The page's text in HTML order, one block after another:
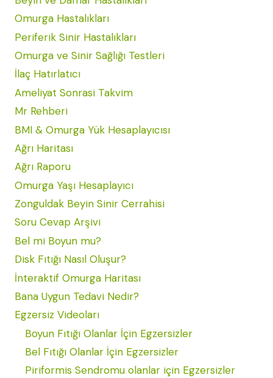
Omurga Hastalıkları
Periferik Sinir Hastalıkları
Omurga ve Sinir Sağlığı Testleri
İlaç Hatırlatıcı
Ameliyat Sonrasi Takvim
Mr Rehberi
BMI & Omurga Yük Hesaplayıcısı
Ağrı Haritası
Ağrı Raporu
Omurga Yaşı Hesaplayıcı
Zonguldak Beyin Sinir Cerrahisi
Soru Cevap Arşivi
Bel mi Boyun mu?
Disk Fıtığı Nasıl Oluşur?
İnteraktif Omurga Haritası
Bana Uygun Tedavi Nedir?
Egzersiz Videoları
Boyun Fıtığı Olanlar İçin Egzersizler
Bel Fıtığı Olanlar İçin Egzersizler
Piriformis Sendromu olanlar için Egzersizler